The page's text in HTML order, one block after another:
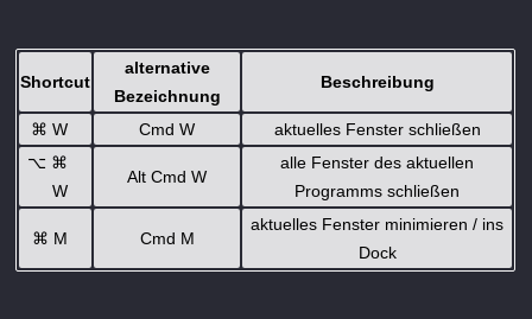
Shortcut
alternative
Bezeichnung
Beschreibung
⌘ W Cmd W
aktuelles Fenster schließen
⌥ ⌘
W
Alt Cmd W
alle Fenster des aktuellen
Programms schließen
⌘ M Cmd M
aktuelles Fenster minimieren / ins
Dock